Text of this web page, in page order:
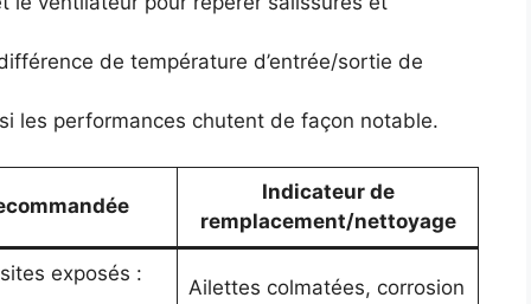
de température d’entrée/sortie de
les performances chutent de façon notable.
Indicateur de
remplacement/nettoyage
exposés :
Ailettes colmatées, corrosion